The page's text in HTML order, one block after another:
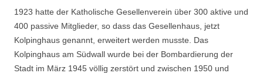
1923 hatte der Katholische Gesellenverein über 300 aktive und
400 passive Mitglieder, so dass das Gesellenhaus, jetzt
Kolpinghaus genannt, erweitert werden musste. Das
Kolpinghaus am Südwall wurde bei der Bombardierung der
Stadt im März 1945 völlig zerstört und zwischen 1950 und